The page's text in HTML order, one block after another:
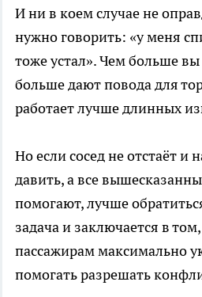
И ни в коем случае не
нужно говорить: «у меня
тоже устал». Чем больше вы
больше дают повода для
работает лучше длинных
Но если сосед не отстаёт и
давить, а все
помогают, лучше
задача и заключается в
пассажирам максимально
помогать разрешать